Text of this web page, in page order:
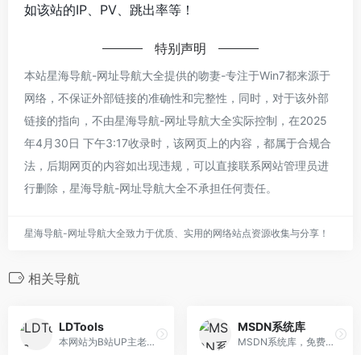
如该站的IP、PV、跳出率等！
特别声明
本站星海导航-网址导航大全提供的吻妻-专注于Win7都来源于
网络，不保证外部链接的准确性和完整性，同时，对于该外部
链接的指向，不由星海导航-网址导航大全实际控制，在2025
年4月30日 下午3:17收录时，该网页上的内容，都属于合规合
法，后期网页的内容如出现违规，可以直接联系网站管理员进
行删除，星海导航-网址导航大全不承担任何责任。
星海导航-网址导航大全致力于优质、实用的网络站点资源收集与分享！
相关导航
LDTools
本网站为B站UP主老弟一号的个人网站，用于提供装机工具索引文件下载与一些跳转服务
MSDN系统库
MSDN系统库，免费为你提供我告诉你msdn原版纯净系统，原版win11，win10，win8/8.1，win7系统下载，原版office全系列下载与安装等服务